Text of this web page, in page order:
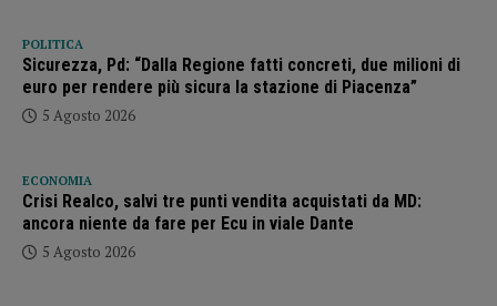
POLITICA
Sicurezza, Pd: “Dalla Regione fatti concreti, due milioni di
euro per rendere più sicura la stazione di Piacenza”
5 Agosto 2026
ECONOMIA
Crisi Realco, salvi tre punti vendita acquistati da MD:
ancora niente da fare per Ecu in viale Dante
5 Agosto 2026